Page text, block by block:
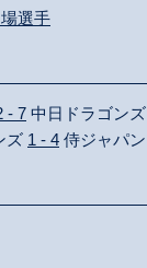
選手
- 7 中日ドラゴンズ
ズ 1 - 4 侍ジャパン